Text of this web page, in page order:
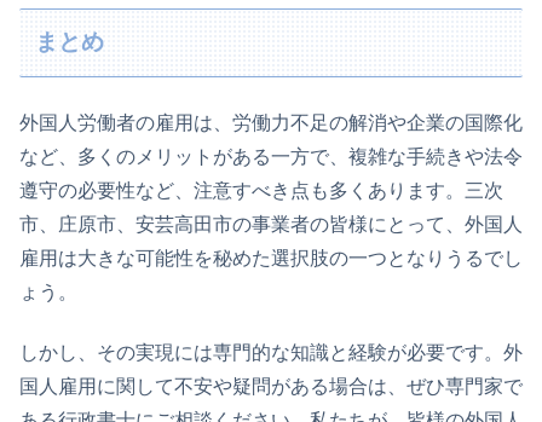
まとめ
外国人労働者の雇用は、労働力不足の解消や企業の国際化
など、多くのメリットがある一方で、複雑な手続きや法令
遵守の必要性など、注意すべき点も多くあります。三次
市、庄原市、安芸高田市の事業者の皆様にとって、外国人
雇用は大きな可能性を秘めた選択肢の一つとなりうるでし
ょう。
しかし、その実現には専門的な知識と経験が必要です。外
国人雇用に関して不安や疑問がある場合は、ぜひ専門家で